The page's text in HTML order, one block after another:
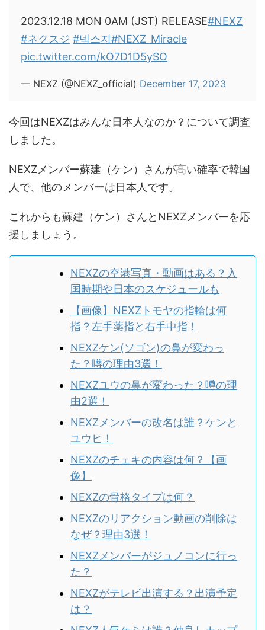
2023.12.18 MON 0AM (JST) RELEASE#NEXZ
#ネクスジ #넥스지#NEXZ_Miracle
pic.twitter.com/kO7D1D5ySO
— NEXZ (@NEXZ_official) December 17, 2023
今回はNEXZはみんな日本人なのか？について調査
しました。
NEXZメンバー蘇建（ケン）さんが高い確率で韓国
人で、他のメンバーは日本人です。
これからも蘇建（ケン）さんとNEXZメンバーを応
援しましょう。
NEXZの空港写真・動画はある？入
国時期や日本のスケジュールも
【画像】NEXZトモヤの指輪は何
指？左手薬指と右手中指！
NEXZケン(ソゴン)の鼻が変わっ
た？噂の理由3選！
NEXZユウの鼻が変わった？噂の理
由2選！
NEXZメンバーの改名は誰？ケンと
ユウヒ！
NEXZのチェキの内容は何？【画
像】
NEXZの骨格タイプは何？
NEXZのリアクション動画の削除は
なぜ？理由3選！
NEXZメンバーがジュノコンに行っ
た？
NEXZがテレビ出演する？出演予定
は？